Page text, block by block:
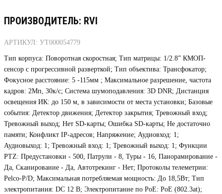
ПРОИЗВОДИТЕЛЬ: RVI
АРТИКУЛ: УТ000054779
Тип корпуса: Поворотная скоростная; Тип матрицы: 1/2.8” КМОП-
сенсор с прогрессивной разверткой; Тип объектива: Трансфокатор;
Фокусное расстояние: 5 -115мм ; Максимальное разрешение, частота
кадров: 2Мп, 30к/с; Система шумоподавления: 3D DNR; Дистанция
освещения ИК: до 150 м, в зависимости от места установки; Базовые
события: Детектор движения; Детектор закрытия; Тревожный вход;
Тревожный выход; Нет SD-карты; Ошибка SD-карты; Не достаточно
памяти; Конфликт IP-адресов; Напряжение; Аудиовход: 1;
Аудиовыход: 1; Тревожный вход: 1; Тревожный выход: 1; Функции
PTZ: Предустановки - 500, Патрули - 8, Туры - 16, Панорамирование -
Да, Сканирование - Да, Автотрекинг - Нет; Протоколы телеметрии:
Pelco-P/D; Максимальная потребляемая мощность: До 18,5Вт; Тип
электропитания: DC 12 В; Электропитание по PoE: PoE (802.3at);